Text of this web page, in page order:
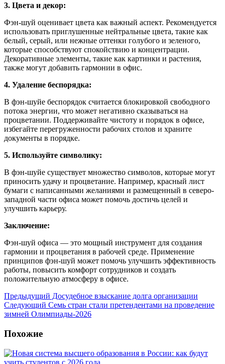
3. Цвета и декор:
Фэн-шуй оценивает цвета как важный аспект. Рекомендуется
использовать приглушенные нейтральные цвета, такие как
белый, серый, или нежные оттенки голубого и зеленого,
которые способствуют спокойствию и концентрации.
Декоративные элементы, такие как картинки и растения,
также могут добавить гармонии в офис.
4. Удаление беспорядка:
В фэн-шуйе беспорядок считается блокировкой свободного
потока энергии, что может негативно сказываться на
процветании. Поддерживайте чистоту и порядок в офисе,
избегайте перегруженности рабочих столов и храните
документы в порядке.
5. Используйте символику:
В фэн-шуйе существует множество символов, которые могут
приносить удачу и процветание. Например, красный лист
бумаги с написанными желаниями и размещенный в северо-
западной части офиса может помочь достичь целей и
улучшить карьеру.
Заключение:
Фэн-шуй офиса — это мощный инструмент для создания
гармонии и процветания в рабочей среде. Применение
принципов фэн-шуй может помочь улучшить эффективность
работы, повысить комфорт сотрудников и создать
положительную атмосферу в офисе.
Предыдущий Досудебное взыскание долга организации
Следующий Семь стран стали претендентами на проведение
зимней Олимпиады-2026
Похожие